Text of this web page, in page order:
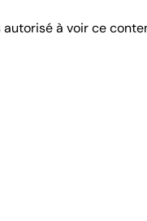
autorisé à voir ce